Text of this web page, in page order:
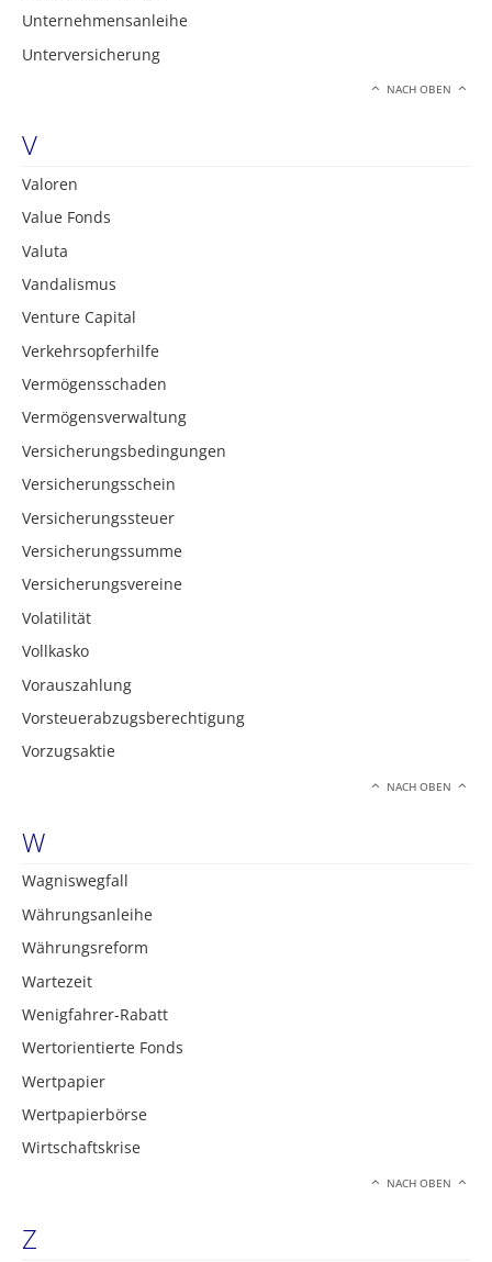
Unternehmensanleihe
Unterversicherung
NACH OBEN
V
Valoren
Value Fonds
Valuta
Vandalismus
Venture Capital
Verkehrsopferhilfe
Vermögensschaden
Vermögensverwaltung
Versicherungsbedingungen
Versicherungsschein
Versicherungssteuer
Versicherungssumme
Versicherungsvereine
Volatilität
Vollkasko
Vorauszahlung
Vorsteuerabzugsberechtigung
Vorzugsaktie
NACH OBEN
W
Wagniswegfall
Währungsanleihe
Währungsreform
Wartezeit
Wenigfahrer-Rabatt
Wertorientierte Fonds
Wertpapier
Wertpapierbörse
Wirtschaftskrise
NACH OBEN
Z